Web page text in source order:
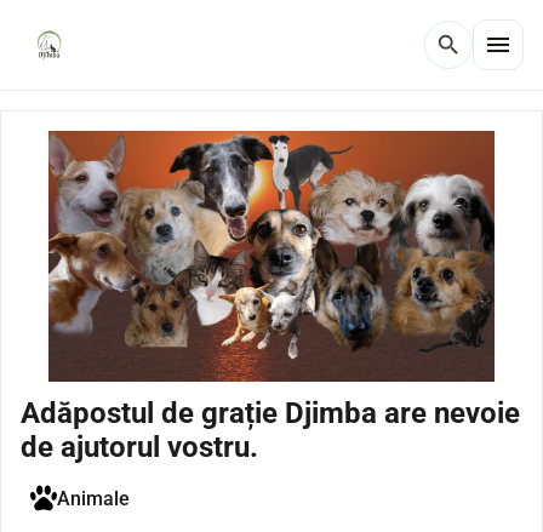
search menu
Adăpostul de grație Djimba are nevoie
de ajutorul vostru.
Animale